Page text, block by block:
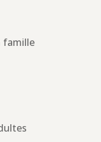
famille